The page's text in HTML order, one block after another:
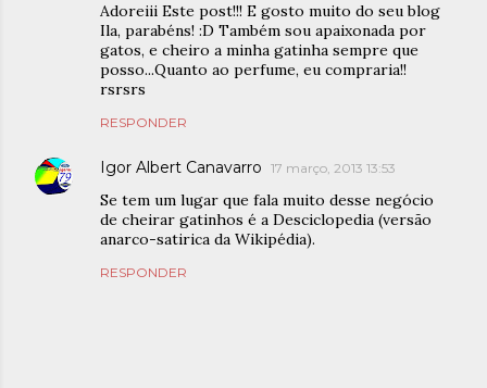
Adoreiii Este post!!! E gosto muito do seu blog
Ila, parabéns! :D Também sou apaixonada por
gatos, e cheiro a minha gatinha sempre que
posso...Quanto ao perfume, eu compraria!!
rsrsrs
RESPONDER
Igor Albert Canavarro 17 março, 2013 13:53
Se tem um lugar que fala muito desse negócio
de cheirar gatinhos é a Desciclopedia (versão
anarco-satirica da Wikipédia).
RESPONDER